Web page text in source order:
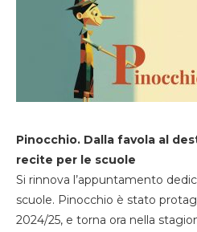
Pinocchio. Dalla favola al
recite per le scuole
Si rinnova l’appuntamento
scuole. Pinocchio è stato
2024/25, e torna ora nella